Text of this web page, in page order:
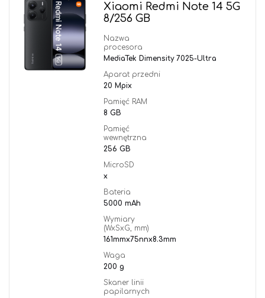
Xiaomi Redmi Note 14 5G
8/256 GB
Nazwa
procesora
MediaTek Dimensity 7025-Ultra
Aparat przedni
20 Mpix
Pamięć RAM
8 GB
Pamięć
wewnętrzna
256 GB
MicroSD
x
Bateria
5000 mAh
Wymiary
(WxSxG, mm)
161mmx75nnx8.3mm
Waga
200 g
Skaner linii
papilarnych